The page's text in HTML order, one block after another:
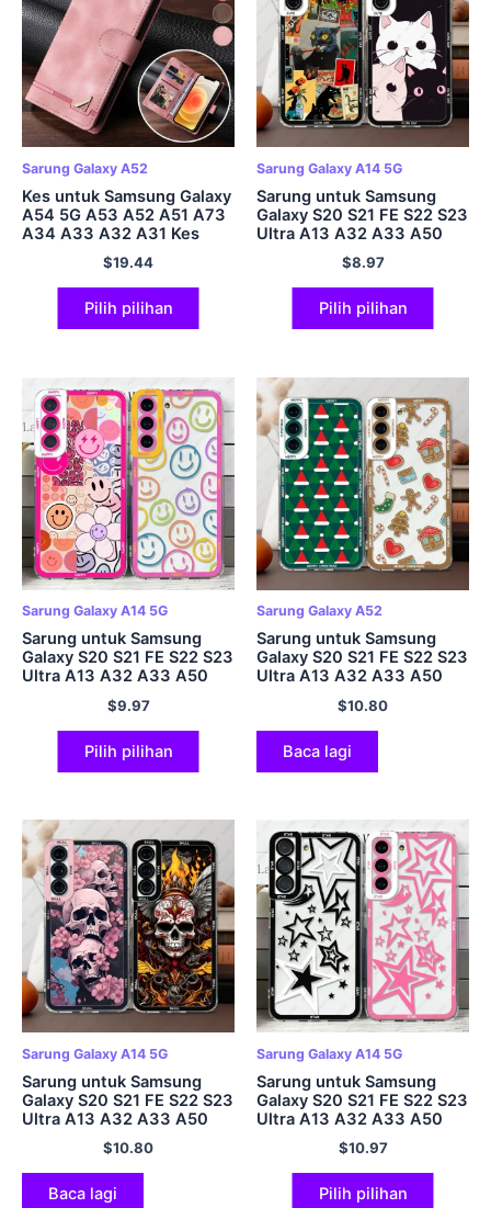
Sarung Galaxy A52
Kes untuk Samsung Galaxy
A54 5G A53 A52 A51 A73
A34 A33 A32 A31 Kes
Telefon untuk Samsung
A23 A22 A12 A03S A02
Kes Flip Wallet
$19.44
Pilih pilihan
Sarung Galaxy A14 5G
Sarung untuk Samsung
Galaxy S20 S21 FE S22 S23
Ultra A13 A32 A33 A50
A52 A53 A73 A54 A14
Penutup Lembut Kucing
Comel
$8.97
Pilih pilihan
Sarung Galaxy A14 5G
Sarung untuk Samsung
Galaxy S20 S21 FE S22 S23
Ultra A13 A32 A33 A50
A52 A53 A73 A54 A14
Penutup Lembut Wajah
Tersenyum Gembira
$9.97
Pilih pilihan
Sarung Galaxy A52
Sarung untuk Samsung
Galaxy S20 S21 FE S22 S23
Ultra A13 A32 A33 A50
A52 A53 A73 A54 A14
Kulit Lembut Merry
Christmas
$10.80
Baca lagi
Sarung Galaxy A14 5G
Sarung untuk Samsung
Galaxy S20 S21 FE S22 S23
Ultra A13 A32 A33 A50
A52 A53 A73 A54 A14
Penutup Lembut Skull
Rose Butterfly
$10.80
Baca lagi
Sarung Galaxy A14 5G
Sarung untuk Samsung
Galaxy S20 S21 FE S22 S23
Ultra A13 A32 A33 A50
A52 A53 A73 A54 A14
Penutup Lembut Seni
Bintang
$10.97
Pilih pilihan